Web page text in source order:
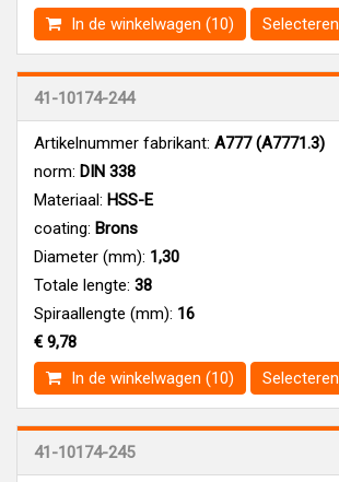
In de winkelwagen (10)
Selecteren
41-10174-244
Artikelnummer fabrikant: A777 (A7771.3)
norm: DIN 338
Materiaal: HSS-E
coating: Brons
Diameter (mm): 1,30
Totale lengte: 38
Spiraallengte (mm): 16
€ 9,78
In de winkelwagen (10)
Selecteren
41-10174-245